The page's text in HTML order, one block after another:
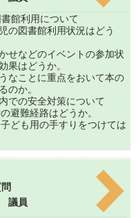
館利用について
の図書館利用状況はどう
せなどのイベントの参加状
果はどうか。
なことに重点をおいて本の
のか。
での安全対策について
難経路はどうか。
も用の手すりをつけては
議員